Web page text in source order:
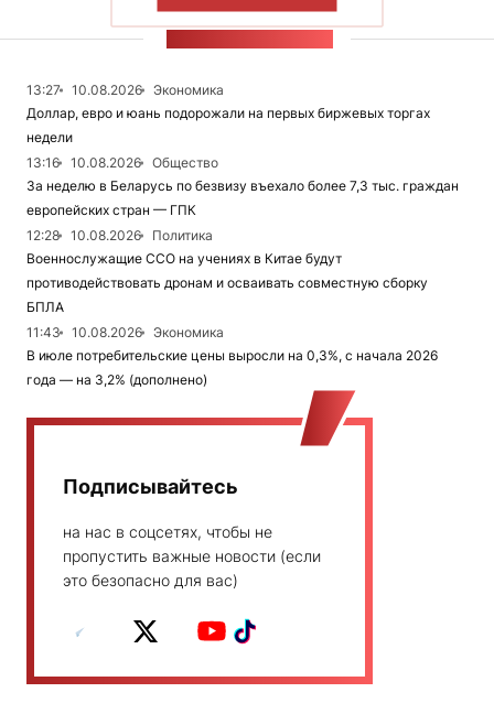
13:27 10.08.2026
Экономика
Доллар, евро и юань подорожали на первых биржевых торгах
недели
13:16
10.08.2026
Общество
За неделю в Беларусь по безвизу въехало более 7,3 тыс. граждан
европейских стран — ГПК
12:28
10.08.2026
Политика
Военнослужащие ССО на учениях в Китае будут
противодействовать дронам и осваивать совместную сборку
БПЛА
11:43
10.08.2026
Экономика
В июле потребительские цены выросли на 0,3%, с начала 2026
года — на 3,2% (дополнено)
Подписывайтесь
на нас в соцсетях, чтобы не
пропустить важные новости (если
это безопасно для вас)